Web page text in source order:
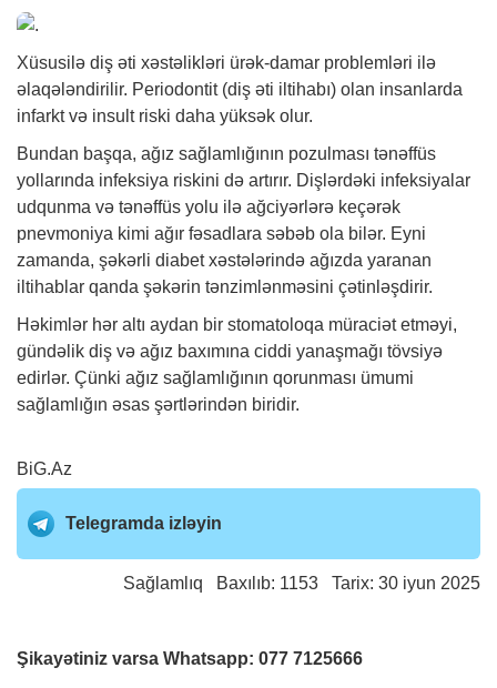
Xüsusilə diş əti xəstəlikləri ürək-damar problemləri ilə
əlaqələndirilir. Periodontit (diş əti iltihabı) olan insanlarda
infarkt və insult riski daha yüksək olur.
Bundan başqa, ağız sağlamlığının pozulması tənəffüs
yollarında infeksiya riskini də artırır. Dişlərdəki infeksiyalar
udqunma və tənəffüs yolu ilə ağciyərlərə keçərək
pnevmoniya kimi ağır fəsadlara səbəb ola bilər. Eyni
zamanda, şəkərli diabet xəstələrində ağızda yaranan
iltihablar qanda şəkərin tənzimlənməsini çətinləşdirir.
Həkimlər hər altı aydan bir stomatoloqa müraciət etməyi,
gündəlik diş və ağız baxımına ciddi yanaşmağı tövsiyə
edirlər. Çünki ağız sağlamlığının qorunması ümumi
sağlamlığın əsas şərtlərindən biridir.
BiG.Az
Telegramda izləyin
Sağlamlıq Baxılıb: 1153 Tarix: 30 iyun 2025
Şikayətiniz varsa Whatsapp: 077 7125666